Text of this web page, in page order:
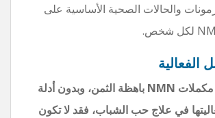
والحالات الصحية الأساسية على
الفعالية
يمكن أن تكون مكملات NMN باهظة الثمن، وبدون أدلة
في علاج حب الشباب، فقد لا تكون